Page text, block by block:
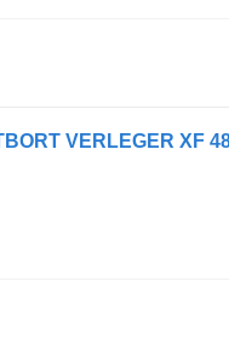
VERLEGER XF